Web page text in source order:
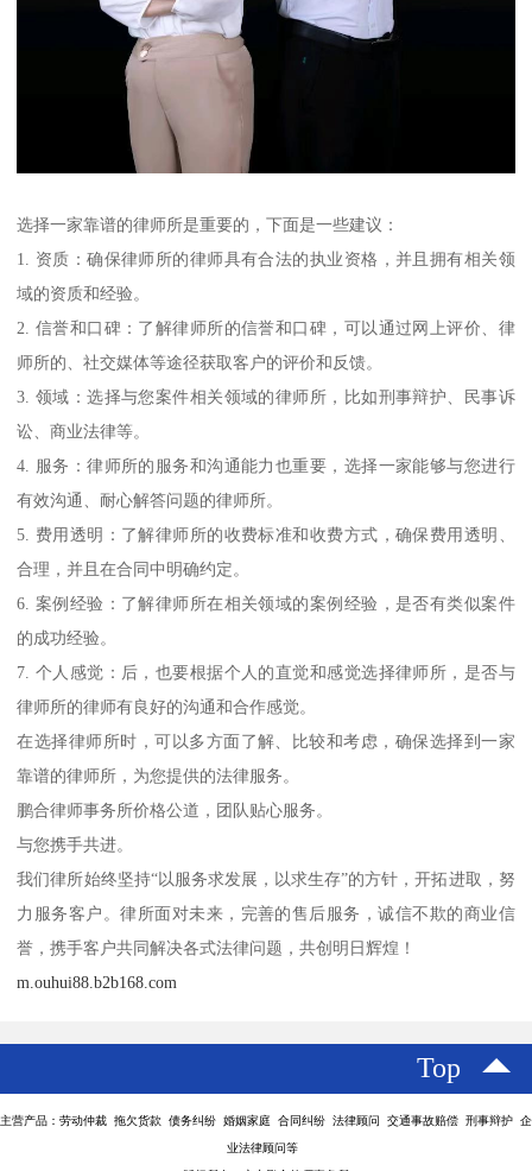
选择一家靠谱的律师所是重要的，下面是一些建议：
1. 资质：确保律师所的律师具有合法的执业资格，并且拥有相关领
域的资质和经验。
2. 信誉和口碑：了解律师所的信誉和口碑，可以通过网上评价、律
师所的、社交媒体等途径获取客户的评价和反馈。
3. 领域：选择与您案件相关领域的律师所，比如刑事辩护、民事诉
讼、商业法律等。
4. 服务：律师所的服务和沟通能力也重要，选择一家能够与您进行
有效沟通、耐心解答问题的律师所。
5. 费用透明：了解律师所的收费标准和收费方式，确保费用透明、
合理，并且在合同中明确约定。
6. 案例经验：了解律师所在相关领域的案例经验，是否有类似案件
的成功经验。
7. 个人感觉：后，也要根据个人的直觉和感觉选择律师所，是否与
律师所的律师有良好的沟通和合作感觉。
在选择律师所时，可以多方面了解、比较和考虑，确保选择到一家
靠谱的律师所，为您提供的法律服务。
鹏合律师事务所价格公道，团队贴心服务。
与您携手共进。
我们律所始终坚持“以服务求发展，以求生存”的方针，开拓进取，努
力服务客户。律所面对未来，完善的售后服务，诚信不欺的商业信
誉，携手客户共同解决各式法律问题，共创明日辉煌！
m.ouhui88.b2b168.com
Top
主营产品：劳动仲裁 拖欠货款 债务纠纷 婚姻家庭 合同纠纷 法律顾问 交通事故赔偿 刑事辩护 企
业法律顾问等